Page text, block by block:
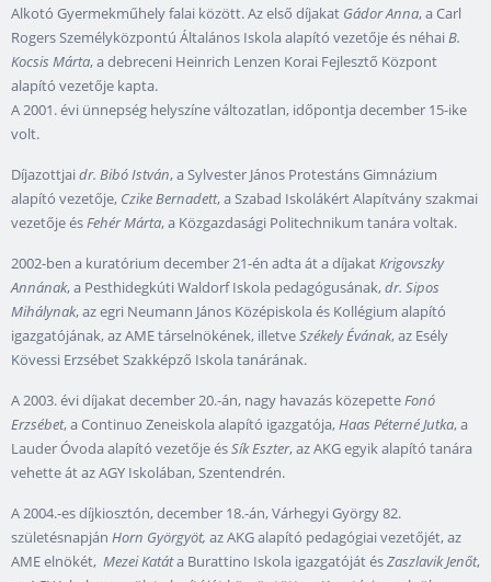
Alkotó Gyermekműhely falai között. Az első díjakat Gádor Anna, a Carl
Rogers Személyközpontú Általános Iskola alapító vezetője és néhaiB.
Kocsis Márta, a debreceni Heinrich Lenzen Korai Fejlesztő Központ
alapító vezetője kapta.
A 2001. évi ünnepség helyszíne változatlan, időpontja december 15-ike
volt.
Díjazottjaidr. Bibó István, a Sylvester János Protestáns Gimnázium
alapító vezetője, Czike Bernadett, a Szabad Iskolákért Alapítvány szakmai
vezetője ésFehér Márta, a Közgazdasági Politechnikum tanára voltak.
2002-ben a kuratórium december 21-én adta át a díjakatKrigovszky
Annának, a Pesthidegkúti Waldorf Iskola pedagógusának,dr. Sipos
Mihálynak, az egri Neumann János Középiskola és Kollégium alapító
igazgatójának, az AME társelnökének, illetveSzékely Évának, az Esély
Kövessi Erzsébet Szakképző Iskola tanárának.
A 2003. évi díjakat december 20.-án, nagy havazás közepetteFonó
Erzsébet, a Continuo Zeneiskola alapító igazgatója,Haas Péterné Jutka, a
Lauder Óvoda alapító vezetője ésSík Eszter, az AKG egyik alapító tanára
vehette át az AGY Iskolában, Szentendrén.
A 2004.-es díjkiosztón, december 18.-án, Várhegyi György 82.
születésnapján Horn Györgyöt, az AKG alapító pedagógiai vezetőjét, az
AME elnökét, Mezei Katáta Burattino Iskola igazgatóját ésZaszlavik Jenőt,